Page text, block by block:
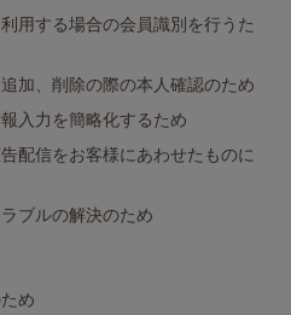
用する場合の会員識別を行うた
加、削除の際の本人確認のため
入力を簡略化するため
配信をお客様にあわせたものに
ブルの解決のため
め